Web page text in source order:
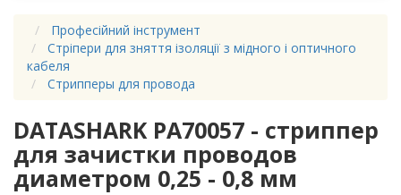
Професійний інструмент
Стріпери для зняття ізоляції з мідного і оптичного
кабеля
Стрипперы для провода
DATASHARK PA70057 - стриппер
для зачистки проводов
диаметром 0,25 - 0,8 мм